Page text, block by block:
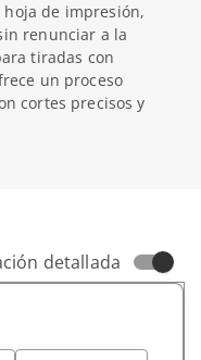
hoja de impresión,
renunciar a la
tiradas con
un proceso
cortes precisos y
detallada